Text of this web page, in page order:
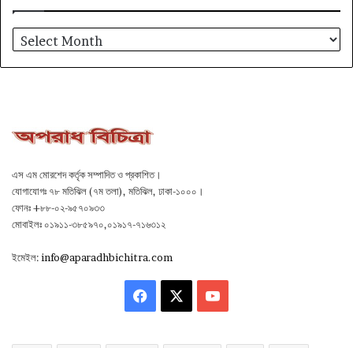
আর্কাইভ
এস এম মোরশেদ কর্তৃক সম্পাদিত ও প্রকাশিত।
যোগাযোগঃ ৭৮ মতিঝিল (৭ম তলা), মতিঝিল, ঢাকা-১০০০।
ফোনঃ +৮৮-০২-৯৫৭০৯৩৩
মোবাইলঃ ০১৯১১-৩৮৫৯৭০,০১৯১৭-৭১৬৩১২
ইমেইল:info@aparadhbichitra.com
Facebook YouTube